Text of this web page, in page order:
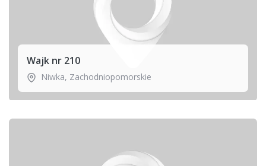
Wajk nr 210
Niwka, Zachodniopomorskie